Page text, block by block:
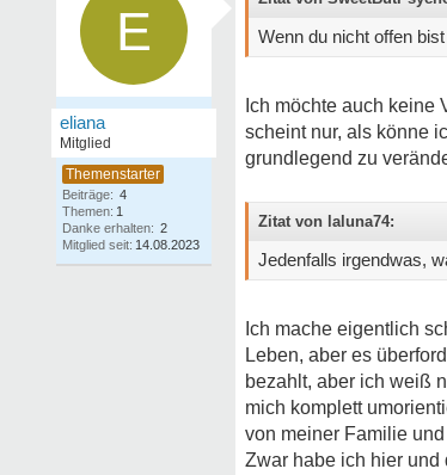
E
eliana
Mitglied
Beiträge: 4
Themen: 1
Danke erhalten: 2
Mitglied seit: 14.08.2023
Wenn du nicht offen
Ich möchte auch keine
scheint nur, als könne
grundlegend zu
Zitat von laluna74:
Jedenfalls irgendwas,
Ich mache eigentlich
Leben, aber es
bezahlt, aber ich weiß
mich komplett
von meiner Familie
Zwar habe ich hier und